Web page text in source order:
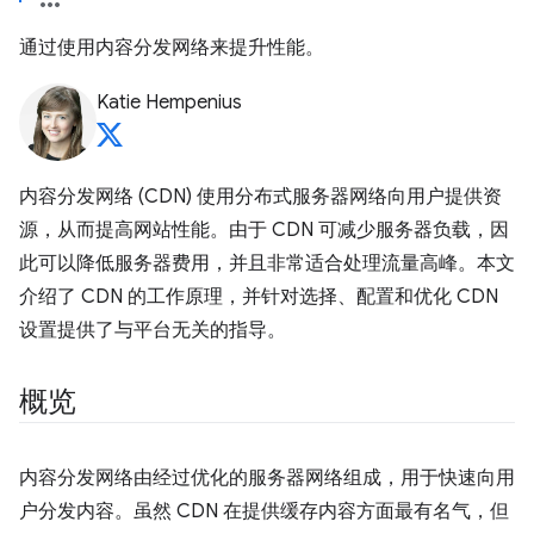
通过使用内容分发网络来提升性能。
Katie Hempenius
内容分发网络 (CDN) 使用分布式服务器网络向用户提供资
源，从而提高网站性能。由于 CDN 可减少服务器负载，因
此可以降低服务器费用，并且非常适合处理流量高峰。本文
介绍了 CDN 的工作原理，并针对选择、配置和优化 CDN
设置提供了与平台无关的指导。
概览
内容分发网络由经过优化的服务器网络组成，用于快速向用
户分发内容。虽然 CDN 在提供缓存内容方面最有名气，但